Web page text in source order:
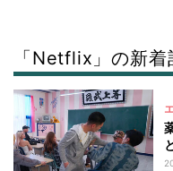
「Netflix」の新着